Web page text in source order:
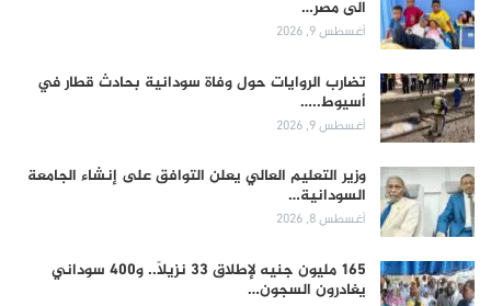
الى مصر…
أغسطس 9, 2026
تضارب الروايات حول وفاة سودانية بحادث قطار في
أسيوط..…
أغسطس 9, 2026
وزير التعليم العالي يعلن التوافق على إنشاء الجامعة
السودانية…
أغسطس 8, 2026
165 مليون جنيه لإطلاق 33 نزيلاً.. و400 سوداني
يغادرون السجون…